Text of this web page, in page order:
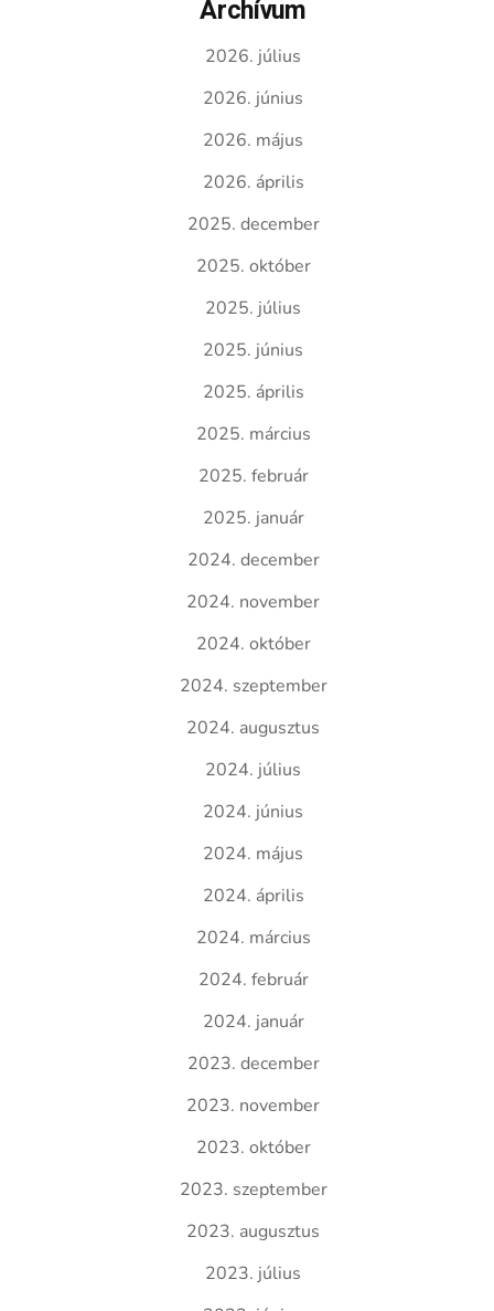
Archívum
2026. július
2026. június
2026. május
2026. április
2025. december
2025. október
2025. július
2025. június
2025. április
2025. március
2025. február
2025. január
2024. december
2024. november
2024. október
2024. szeptember
2024. augusztus
2024. július
2024. június
2024. május
2024. április
2024. március
2024. február
2024. január
2023. december
2023. november
2023. október
2023. szeptember
2023. augusztus
2023. július